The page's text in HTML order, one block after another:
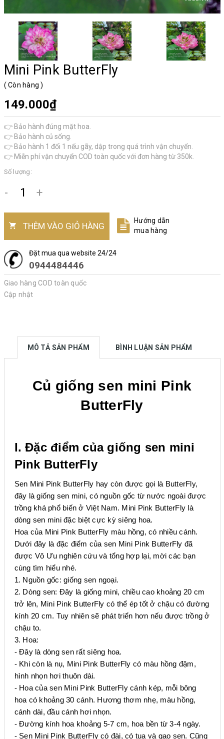
Mini Pink ButterFly
( Còn hàng)
149.000₫
👉 Bảo hành đúng mặt hoa.
👉 Bảo hành củ sống.
👉 Bảo hành 1 đổi 1 nếu gãy, dập trong quá trình vận chuyển.
👉 Miễn phí vận chuyển COD toàn quốc với đơn hàng từ 350k.
Số lượng:
- +
THÊM VÀO GIỎ HÀNG
Hướng dẫn
mua hàng
Đặt mua qua website 24/24
0944484446
Giao hàng COD toàn quốc
Cập nhật
MÔ TẢ SẢN PHẨM BÌNH LUẬN SẢN PHẨM
Củ giống sen mini Pink
ButterFly
I. Đặc điểm của giống sen mini
Pink ButterFly
Sen Mini Pink ButterFly hay còn được gọi là ButterFly,
đây là giống sen mini, có nguồn gốc từ nước ngoài được
trồng khá phổ biến ở Việt Nam. Mini Pink ButterFly là
dòng sen mini đặc biệt cực kỳ siêng hoa.
Hoa của Mini Pink ButterFly màu hồng, có nhiều cánh.
Dưới đây là đặc điểm của sen Mini Pink ButterFly đã
được Vô Ưu nghiên cứu và tổng hợp lại, mời các bạn
cùng tìm hiểu nhé.
1. Nguồn gốc: giống sen ngoại.
2. Dòng sen: Đây là giống mini, chiều cao khoảng 20 cm
trở lên, Mini Pink ButterFly có thể ép tốt ở chậu có đường
kính 20 cm. Tuy nhiên sẽ phát triển hơn nếu được trồng ở
chậu to.
3. Hoa:
- Đây là dòng sen rất siêng hoa.
- Khi còn là nụ, Mini Pink ButterFly có màu hồng đậm,
hình nhọn hơi thuôn dài.
- Hoa của sen Mini Pink ButterFly cánh kép, mỗi bông
hoa có khoảng 30 cánh. Hương thơm nhẹ, màu hồng,
cánh dài, đầu cánh hơi nhọn.
- Đường kính hoa khoảng 5-7 cm, hoa bền từ 3-4 ngày.
- Sen Mini Pink ButterFly có đài, có tua và gạo sen. Cũng